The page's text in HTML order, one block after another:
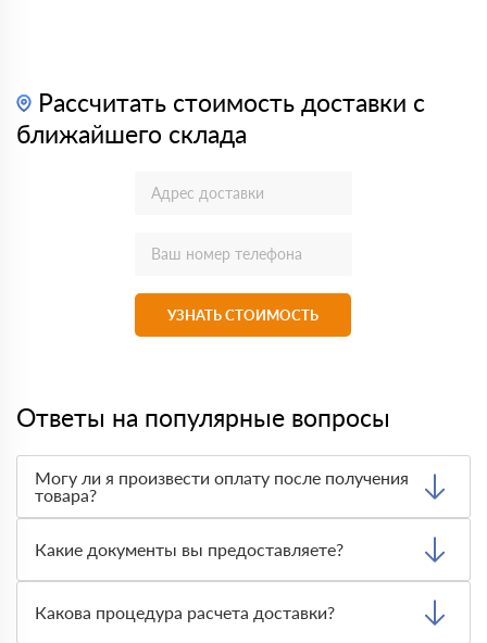
Рассчитать стоимость доставки с
ближайшего склада
УЗНАТЬ СТОИМОСТЬ
Ответы на популярные вопросы
Могу ли я произвести оплату после получения
товара?
Тем не менее, если качество полученных вами товаров
неприемлемо, вы можете отказаться от них.
Какие документы вы предоставляете?
как сертификаты подлинности, удостоверения качества
и транспортные документы, на каждый предлагаемый
Какова процедура расчета доставки?